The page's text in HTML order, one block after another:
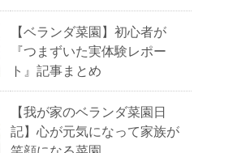
【ベランダ菜園】初心者が
『つまずいた実体験レポー
ト』記事まとめ
【我が家のベランダ菜園日
記】心が元気になって家族が